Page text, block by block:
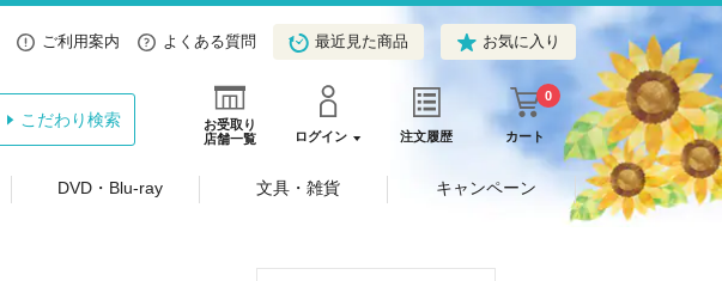
ご利用案内 よくある質問 最近見た商品 お気に入り
お受取り
店舗一覧
ログイン 注文履歴 カート
0
こだわり検索
DVD・Blu-ray 文具・雑貨 キャンペーン